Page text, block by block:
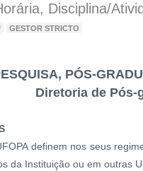
Disciplina/
GESTOR STRICTO
PÓS-
Diretoria de Pós-
definem nos seus
da Instituição ou em outras